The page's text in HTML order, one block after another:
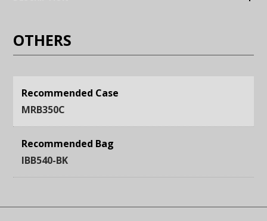
OTHERS
Recommended Case
MRB350C
Recommended Bag
IBB540-BK